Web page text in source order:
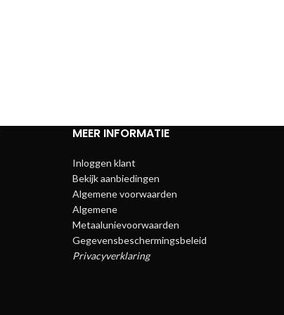
MEER INFORMATIE
Inloggen klant
Bekijk aanbiedingen
Algemene voorwaarden
Algemene
Metaalunievoorwaarden
Gegevensbeschermingsbeleid
Privacyverklaring